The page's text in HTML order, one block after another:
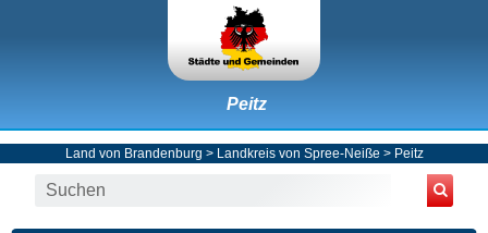
Peitz
Land von Brandenburg > Landkreis von Spree-Neiße > Peitz